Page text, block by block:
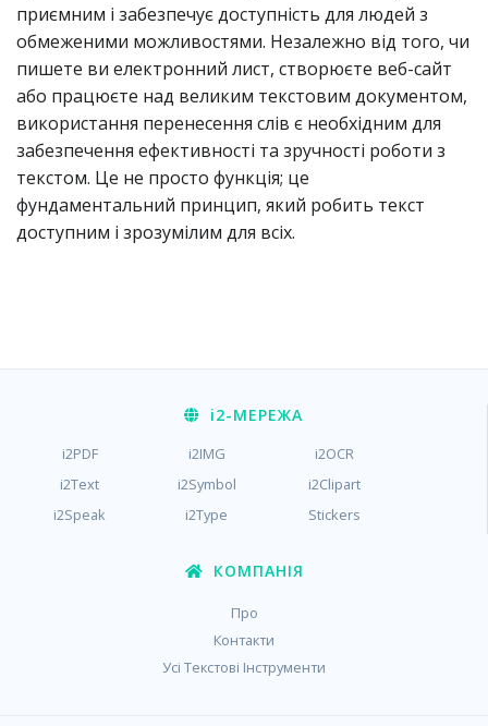
приємним і забезпечує доступність для людей з
обмеженими можливостями. Незалежно від того, чи
пишете ви електронний лист, створюєте веб-сайт
або працюєте над великим текстовим документом,
використання перенесення слів є необхідним для
забезпечення ефективності та зручності роботи з
текстом. Це не просто функція; це
фундаментальний принцип, який робить текст
доступним і зрозумілим для всіх.
i2-МЕРЕЖА
i2PDF i2IMG
i2OCR
i2Text
i2Symbol
i2Clipart
i2Speak
i2Type Stickers
КОМПАНІЯ
Про
Контакти
Усі Текстові Інструменти